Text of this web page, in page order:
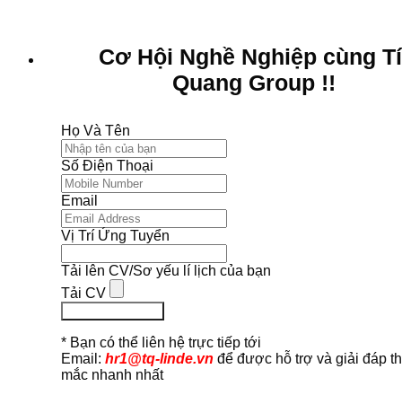
Cơ Hội Nghề Nghiệp cùng
Quang Group !!
Họ Và Tên
Số Điện Thoại
Email
Vị Trí Ứng Tuyển
Tải lên CV/Sơ yếu lí lịch của bạn
Tải CV
* Bạn có thể liên hệ trực tiếp tới
Email: hr1@tq-linde.vn để được hỗ trợ và giải đáp
mắc nhanh nhất